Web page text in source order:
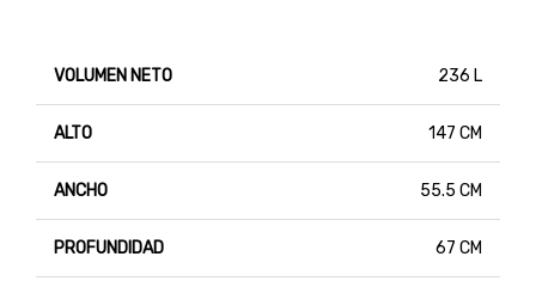
VOLUMEN NETO 236 L
ALTO 147 CM
ANCHO 55.5 CM
PROFUNDIDAD 67 CM